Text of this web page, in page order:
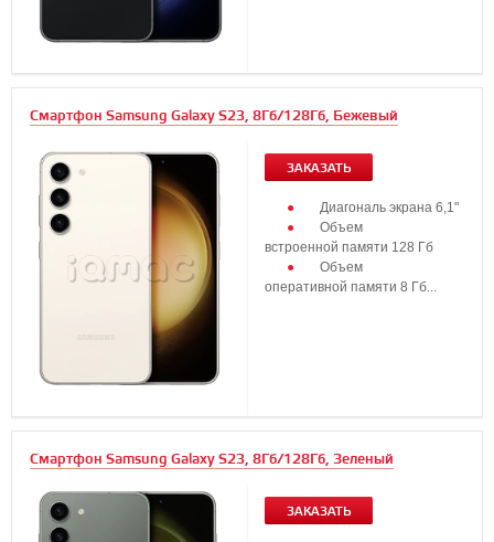
Смартфон Samsung Galaxy S23, 8Гб/128Гб, Бежевый
ЗАКАЗАТЬ
Диагональ экрана 6,1"
Объем
встроенной памяти 128 Гб
Объем
оперативной памяти 8 Гб...
Смартфон Samsung Galaxy S23, 8Гб/128Гб, Зеленый
ЗАКАЗАТЬ